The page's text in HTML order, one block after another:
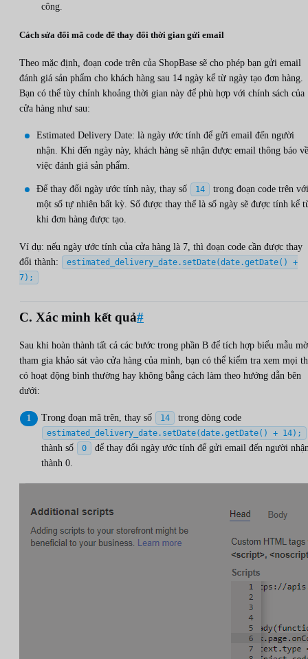
công.
Cách sửa đổi mã code để thay đổi thời gian gửi email
Theo mặc định, đoạn code trên của ShopBase sẽ cho phép bạn gửi email
đánh giá sản phẩm cho khách hàng sau 14 ngày kể từ ngày tạo đơn hàng.
Bạn có thể tùy chỉnh khoảng thời gian này để phù hợp với chính sách của
cửa hàng như sau:
Estimated Delivery Date: là ngày ước tính để gửi email đến người
nhận. Khi đến ngày này, khách hàng sẽ nhận được email thông báo về
việc đánh giá sản phẩm.
Để thay đổi ngày ước tính này, thay số 14
trong đoạn code trên với
một số tự nhiên bất kỳ. Số được thay thế là số ngày sẽ được tính kể
khi đơn hàng được tạo.
Ví dụ: nếu ngày ước tính của cửa hàng là 7, thì đoạn code cần được thay
đổi thành:
estimated_delivery_date.setDate(date.getDate() +
7);
C. Xác minh kết quả#
Sau khi hoàn thành tất cả các bước trong phần B để tích hợp biểu mẫu
tham gia khảo sát vào cửa hàng của mình, bạn có thể kiểm tra xem mọi
có hoạt động bình thường hay không bằng cách làm theo hướng dẫn bên
dưới:
Trong đoạn mã trên, thay số 14 trong dòng code
estimated_delivery_date.setDate(date.getDate() + 14);
thành số 0
để thay đổi ngày ước tính để gửi email đến người
thành 0.